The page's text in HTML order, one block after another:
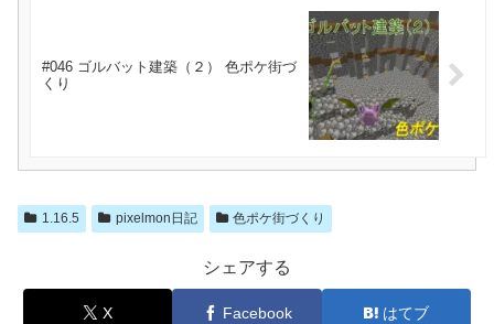
#046 ゴルバット建築（２） 色ポケ街づ
くり
1.16.5 pixelmon日記 色ポケ街づくり
シェアする
X Facebook はてブ